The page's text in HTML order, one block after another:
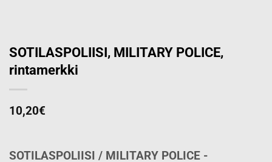
SOTILASPOLIISI, MILITARY POLICE,
rintamerkki
10,20€
SOTILASPOLIISI / MILITARY POLICE -